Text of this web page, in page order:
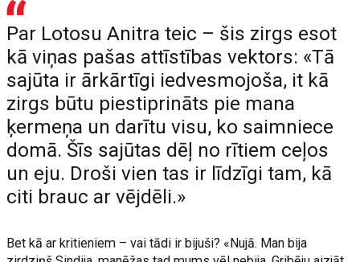
Par Lotosu Anitra teic – šis zirgs esot
kā viņas pašas attīstības vektors: «Tā
sajūta ir ārkārtīgi iedvesmojoša, it kā
zirgs būtu piestiprināts pie mana
ķermeņa un darītu visu, ko saimniece
domā. Šīs sajūtas dēļ no rītiem ceļos
un eju. Droši vien tas ir līdzīgi tam, kā
citi brauc ar vējdēli.»
Bet kā ar kritieniem – vai tādi ir bijuši? «Nujā. Man bija